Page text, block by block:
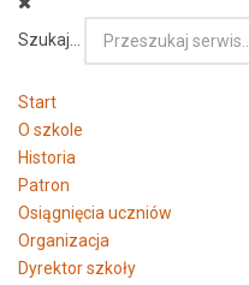
Szukaj...
Start
O szkole
Historia
Patron
Osiągnięcia uczniów
Organizacja
Dyrektor szkoły